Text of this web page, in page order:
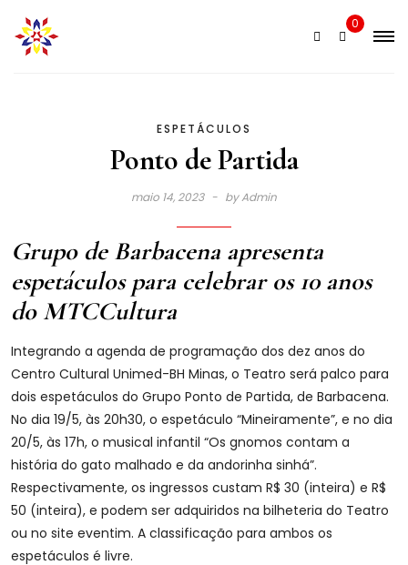
content
0
ESPETÁCULOS
Ponto de Partida
maio 14, 2023 byAdmin
Grupo de Barbacena apresenta
espetáculos para celebrar os 10 anos
do MTCCultura
Integrando a agenda de programação dos dez anos do
Centro Cultural Unimed-BH Minas, o Teatro será palco para
dois espetáculos do Grupo Ponto de Partida, de Barbacena.
No dia 19/5, às 20h30, o espetáculo “Mineiramente”, e no dia
20/5, às 17h, o musical infantil “Os gnomos contam a
história do gato malhado e da andorinha sinhá”.
Respectivamente, os ingressos custam R$ 30 (inteira) e R$
50 (inteira), e podem ser adquiridos na bilheteria do Teatro
ou no site eventim. A classificação para ambos os
espetáculos é livre.